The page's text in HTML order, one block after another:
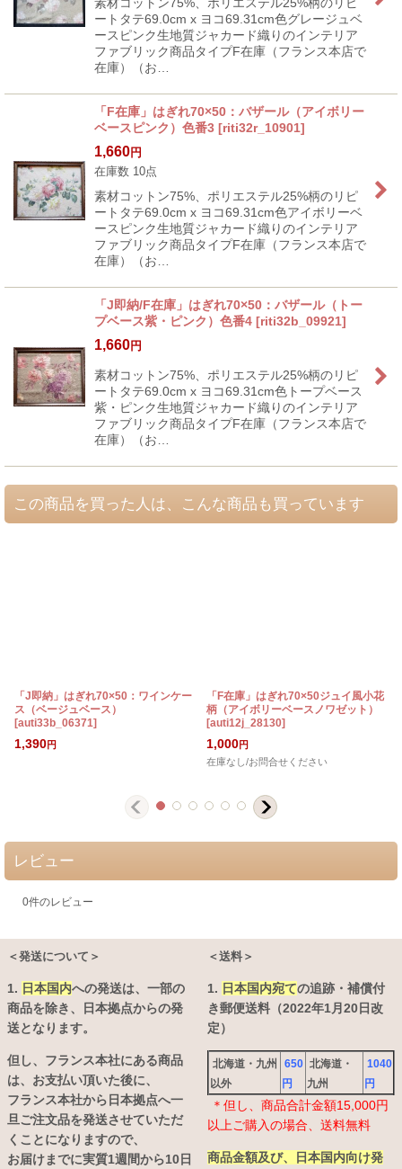
ートタテ69.0cm x ヨコ69.31cm色グレージュベ
ースピンク生地質ジャカード織りのインテリア
ファブリック商品タイプF在庫（フランス本店で
在庫）（お…
「F在庫」はぎれ70×50：バザール（アイボリー
ベースピンク）色番3 [riti32r_10901]
1,660円
在庫数 10点
素材コットン75%、ポリエステル25%柄のリピ
ートタテ69.0cm x ヨコ69.31cm色アイボリーベ
ースピンク生地質ジャカード織りのインテリア
ファブリック商品タイプF在庫（フランス本店で
在庫）（お…
「J即納/F在庫」はぎれ70×50：バザール（トー
プベース紫・ピンク）色番4 [riti32b_09921]
1,660円
素材コットン75%、ポリエステル25%柄のリピ
ートタテ69.0cm x ヨコ69.31cm色トープベース
紫・ピンク生地質ジャカード織りのインテリア
ファブリック商品タイプF在庫（フランス本店で
在庫）（お…
この商品を買った人は、こんな商品も買っています
「J即納」はぎれ70×50：ワインケー
ス（ベージュベース）
[auti33b_06371]
1,390円
「F在庫」はぎれ70×50ジュイ風小花
柄（アイボリーベースノワゼット）
[auti12j_28130]
1,000円
在庫なし/お問合せください
レビュー
0件のレビュー
＜発送について＞
1. 日本国内への発送は、 一部の
商品を除き、日本拠点からの発
送となります。
但し、フランス本社にある商品
は、お支払い頂いた後に、
フランス本社から日本拠点へ一
旦ご注文品を発送させていただ
くことになりますので、
お届けまでに実質1週間から10日
＜送料＞
1. 日本国内宛ての追跡・補償付
き郵便送料（2022年1月20日改
定）
北海道・九州
以外
650
円
北海道・
九州
1040
円
＊但し、商品合計金額15,000円
以上ご購入の場合、送料無料
商品金額及び、日本国内向け発